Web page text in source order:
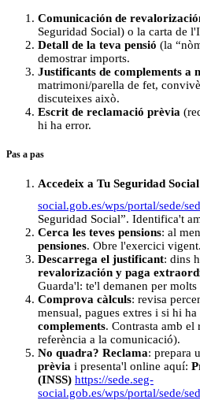
Comunicación de
Seguridad Social) o la carta de
Detall de la teva pensió (la
demostrar imports.
Justificants de complements a
matrimoni/parella de fet,
discuteixes això.
Escrit de reclamació prèvia
hi ha error.
Pas a pas
Accedeix a Tu Seguridad Social
social.gob.es/wps/portal/sede/
Seguridad Social”. Identifica't
Cerca les teves pensions: al
pensiones. Obre l'exercici vigent.
Descarrega el justificant: dins
revalorización y paga
Guarda'l: te'l demanen per molts
Comprova càlculs: revisa
mensual, pagues extres i si hi ha
complements. Contrasta amb el
referència a la comunicació).
No quadra? Reclama: prepara
prèvia i presenta'l online aquí:
(INSS) https://sede.seg-
social.gob.es/wps/portal/sede/